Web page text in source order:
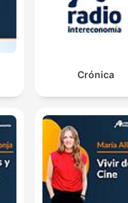
Crónica